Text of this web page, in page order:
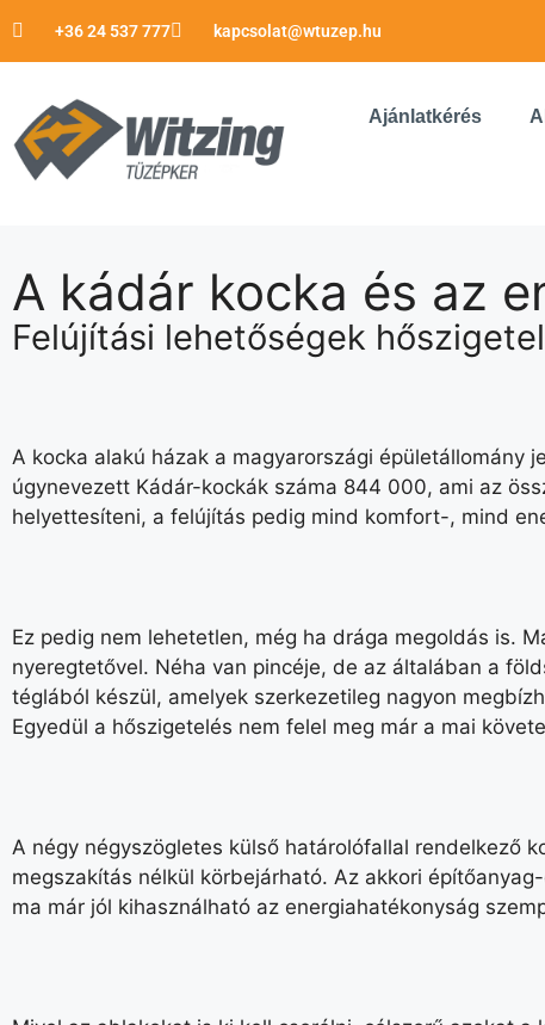
+36 24 537 777 kapcsolat@wtuzep.hu
Ajánlatkérés
A kádár kocka és az
Felújítási lehetőségek
A kocka alakú házak a magyarországi
úgynevezett Kádár-kockák száma 844 000, ami az
helyettesíteni, a felújítás pedig mind komfort-, mind
Ez pedig nem lehetetlen, még ha drága megoldás is.
nyeregtetővel. Néha van pincéje, de az általában a
téglából készül, amelyek szerkezetileg nagyon
Egyedül a hőszigetelés nem felel meg már a mai
A négy négyszögletes külső határolófallal rendelkező
megszakítás nélkül körbejárható. Az akkori
ma már jól kihasználható az energiahatékonyság